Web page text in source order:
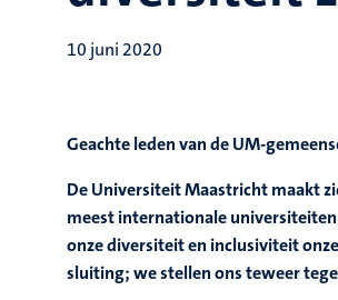
10 juni 2020
Geachte leden van de UM-
De Universiteit Maastricht maakt
meest internationale
onze diversiteit en inclusiviteit
sluiting; we stellen ons teweer